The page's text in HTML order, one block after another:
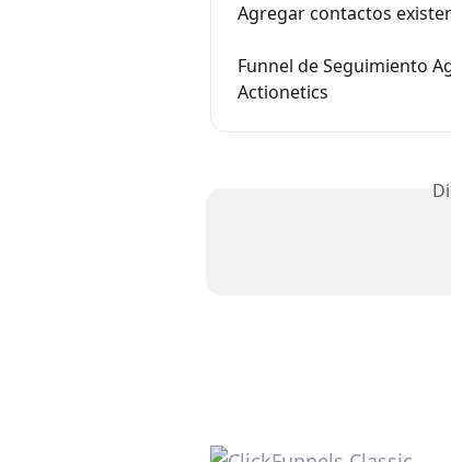
Agregar contactos
Funnel de Seguimiento
Actionetics